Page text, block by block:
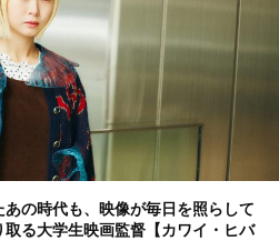
の時代も、映像が毎日を照らして
る大学生映画監督【カワイ・ヒバ